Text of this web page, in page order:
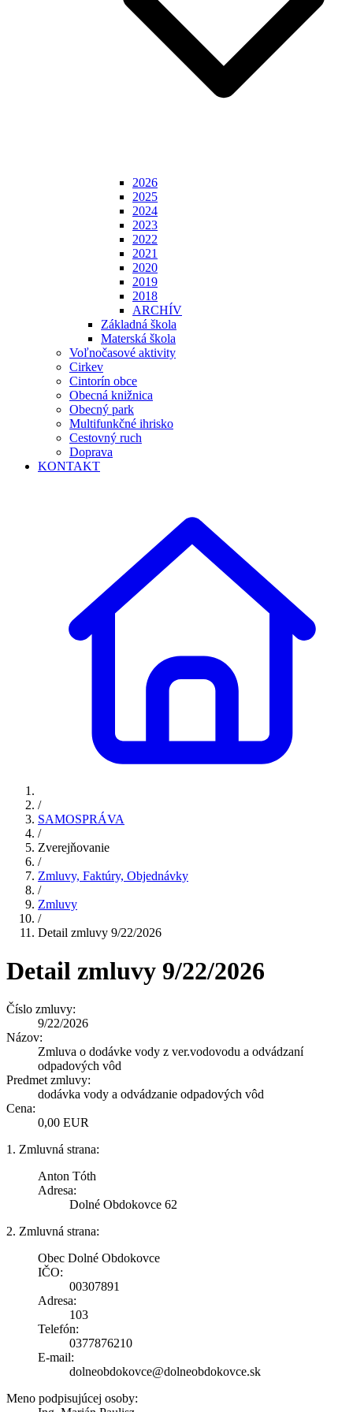
2026
2025
2024
2023
2022
2021
2020
2019
2018
ARCHÍV
Základná škola
Materská škola
Voľnočasové aktivity
Cirkev
Cintorín obce
Obecná knižnica
Obecný park
Multifunkčné ihrisko
Cestovný ruch
Doprava
KONTAKT
/
SAMOSPRÁVA
/
Zverejňovanie
/
Zmluvy, Faktúry, Objednávky
/
Zmluvy
/
Detail zmluvy 9/22/2026
Detail zmluvy 9/22/2026
Číslo zmluvy:
9/22/2026
Názov:
Zmluva o dodávke vody z ver.vodovodu a odvádzaní
odpadových vôd
Predmet zmluvy:
dodávka vody a odvádzanie odpadových vôd
Cena:
0,00 EUR
1. Zmluvná strana:
Anton Tóth
Adresa:
Dolné Obdokovce 62
2. Zmluvná strana:
Obec Dolné Obdokovce
IČO:
00307891
Adresa:
103
Telefón:
0377876210
E-mail:
dolneobdokovce@dolneobdokovce.sk
Meno podpisujúcej osoby: